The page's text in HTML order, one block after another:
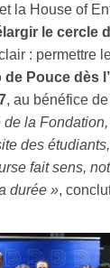
la House of
le cercle
: permettre
Pouce dès
, au bénéfice
la Fondation,
des
fait sens,
durée »,